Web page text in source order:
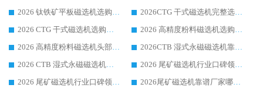
2026 钛铁矿平板磁选机选购指南 行业口碑优选品牌生产企业实力排行榜
2026CTG 干式磁选机完整选购指南 行业口碑顶尖靠谱生产龙头厂家实力推荐
2026 CTG 干式磁选机选购指南|行业口碑靠谱生产厂家领域强者推荐
2026 高精度粉料磁选机选购全攻略 行业优质品牌华体会手机网页版-华体会(中国) 实力深度解析
2026 高精度粉料磁选机头部厂家选购指南 行业口碑靠谱品牌推荐 领域强者华体会手机网页版-华体会(中国) 解析
2026CTB 湿式永磁磁选机靠谱厂家实力排行榜 铁矿选矿设备采购全流程选购指南
2026 CTB 湿式永磁磁选机选购指南|行业口碑良好品牌推荐，领域强者华体会手机网页版-华体会(中国)
2026 尾矿磁选机行业口碑领域强者，源头直供国内主流厂家华体会手机网页版-华体会(中国) 一站式服务
2026 尾矿磁选机行业口碑领域强者，源头直供国内主流厂家华体会手机网页版-华体会(中国) 一站式服务
2026尾矿磁选机靠谱厂家哪家好 行业口碑领域强者华体会手机网页版-华体会(中国) 推荐